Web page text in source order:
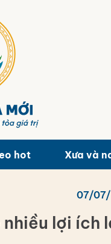
hot Xưa và
07/
lợi ích